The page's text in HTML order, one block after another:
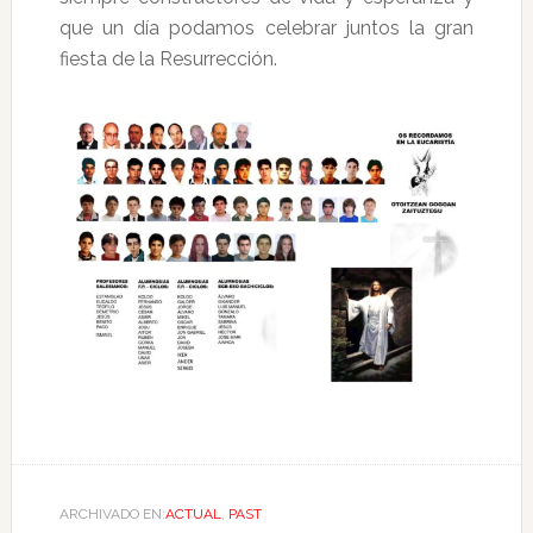
que un día podamos celebrar juntos la gran
fiesta de la Resurrección.
ARCHIVADO EN:ACTUAL, PAST